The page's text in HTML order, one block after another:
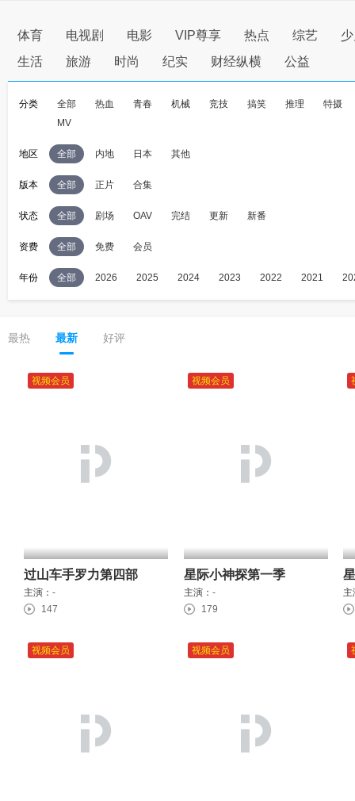
体育 电视剧 电影 VIP尊享 热点 综艺
生活
旅游 时尚 纪实 财经纵横 公益
分类 全部 热血 青春 机械 竞技 搞笑 推理
特摄
MV
地区 全部 内地 日本 其他
版本 全部 正片 合集
状态 全部 剧场 OAV 完结 更新 新番
资费 全部 免费 会员
年份 全部 2026 2025 2024 2023 2022 2021
最热 最新 好评
视频会员
过山车手罗力第四部
主演： -
147
视频会员
星际小神探第一季
主演： -
179
主
视频会员 视频会员